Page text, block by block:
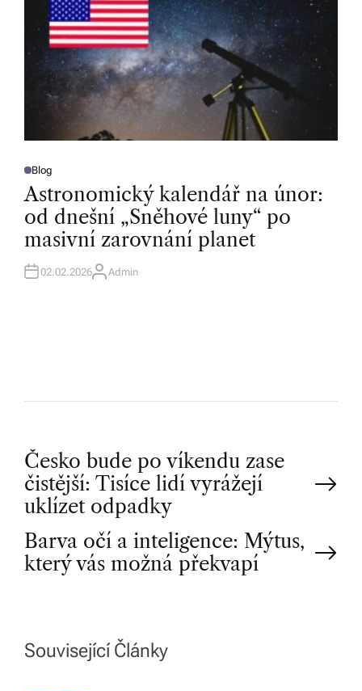
P
S
E
D
I
N
Blog
Astronomický kalendář na únor:
od dnešní „Sněhové luny“ po
masivní zarovnání planet
02.02.2026A
Admin
P
o
s
n
Česko bude po víkendu zase
čistější: Tisíce lidí vyrážejí
uklízet odpadky
Barva očí a inteligence: Mýtus,
který vás možná překvapí
Související Články